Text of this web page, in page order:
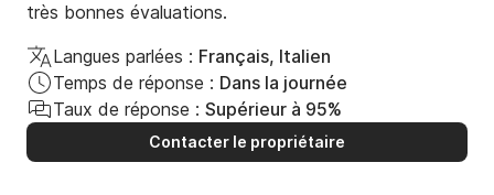
très bonnes évaluations.
Langues parlées : Français, Italien
Temps de réponse : Dans la journée
Taux de réponse : Supérieur à 95%
Contacter le propriétaire